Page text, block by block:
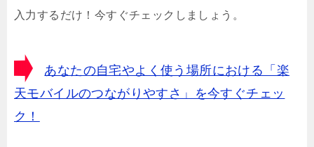
入力するだけ！今すぐチェックしましょう。
あなたの自宅やよく使う場所における「楽
天モバイルのつながりやすさ」を今すぐチェッ
ク！